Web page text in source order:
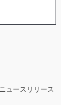
ュースリリース